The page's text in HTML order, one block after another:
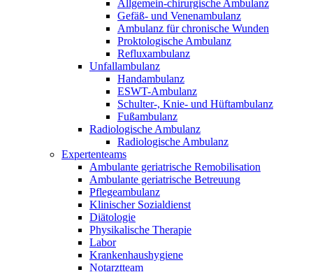
Allgemein-chirurgische Ambulanz
Gefäß- und Venenambulanz
Ambulanz für chronische Wunden
Proktologische Ambulanz
Refluxambulanz
Unfallambulanz
Handambulanz
ESWT-Ambulanz
Schulter-, Knie- und Hüftambulanz
Fußambulanz
Radiologische Ambulanz
Radiologische Ambulanz
Expertenteams
Ambulante geriatrische Remobilisation
Ambulante geriatrische Betreuung
Pflegeambulanz
Klinischer Sozialdienst
Diätologie
Physikalische Therapie
Labor
Krankenhaushygiene
Notarztteam